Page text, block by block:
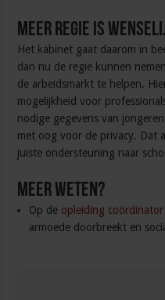
Meer regie is
Het kabinet gaat daarom in
dan nu de regie kunnen
de arbeidsmarkt te helpen.
mogelijkheid voor
nodige gegevens van
met oog voor de privacy. Dat
juiste ondersteuning naar
Meer weten?
Op de opleiding
armoede doorbreekt en